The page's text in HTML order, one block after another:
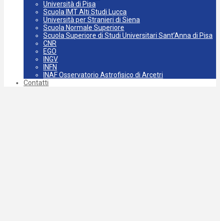
Università di Pisa
Scuola IMT Alti Studi Lucca
Università per Stranieri di Siena
Scuola Normale Superiore
Scuola Superiore di Studi Universitari Sant’Anna di Pisa
CNR
EGO
INGV
INFN
INAF Osservatorio Astrofisico di Arcetri
Contatti